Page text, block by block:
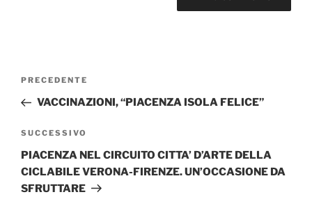
Navigazione
Articolo
precedente:
PRECEDENTE
VACCINAZIONI, “PIACENZA ISOLA FELICE”
Articolo
successivo
SUCCESSIVO
PIACENZA NEL CIRCUITO CITTA’ D’ARTE DELLA
CICLABILE VERONA-FIRENZE. UN’OCCASIONE DA
SFRUTTARE